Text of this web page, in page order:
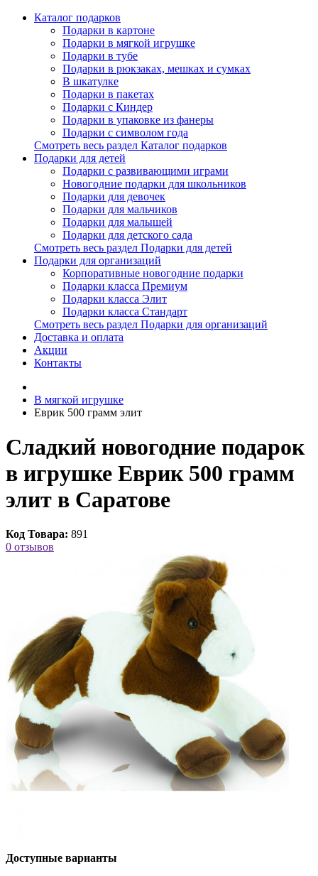
Каталог подарков
Подарки в картоне
Подарки в мягкой игрушке
Подарки в тубе
Подарки в рюкзаках, мешках и сумках
В шкатулке
Подарки в пакетах
Подарки с Киндер
Подарки в упаковке из фанеры
Подарки с символом года
Смотреть весь раздел Каталог подарков
Подарки для детей
Подарки с развивающими играми
Новогодние подарки для школьников
Подарки для девочек
Подарки для мальчиков
Подарки для малышей
Подарки для детского сада
Смотреть весь раздел Подарки для детей
Подарки для организаций
Корпоративные новогодние подарки
Подарки класса Премиум
Подарки класса Элит
Подарки класса Стандарт
Смотреть весь раздел Подарки для организаций
Доставка и оплата
Акции
Контакты
В мягкой игрушке
Еврик 500 грамм элит
Сладкий новогодние подарок
в игрушке Еврик 500 грамм
элит в Саратове
Код Товара: 891
0 отзывов
Доступные варианты